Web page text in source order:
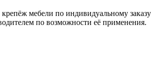
мебели по индивидуальному заказу
по возможности её применения.